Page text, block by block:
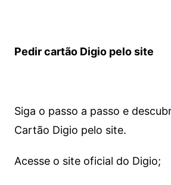
Pedir cartão Digio pelo site
Siga o passo a passo e
Cartão Digio pelo site.
Acesse o site oficial do Digio;